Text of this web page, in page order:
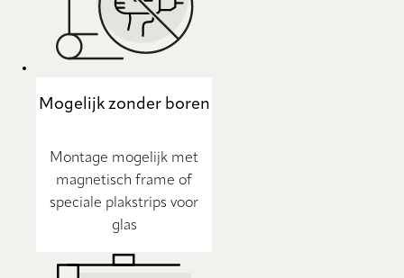
Mogelijk zonder boren
Montage mogelijk met
magnetisch frame of
speciale plakstrips voor
glas